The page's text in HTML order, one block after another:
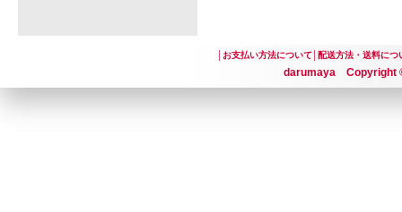
お支払い方法について│ 配送方法・送料につ
darumaya Copyright